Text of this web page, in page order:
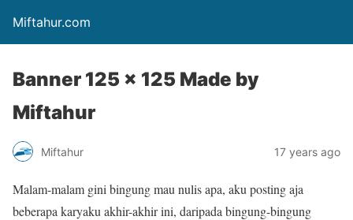
Miftahur.com
Banner 125 x 125 Made by
Miftahur
Miftahur 17 years ago
Malam-malam gini bingung mau nulis apa, aku posting aja
beberapa karyaku akhir-akhir ini, daripada bingung-bingung